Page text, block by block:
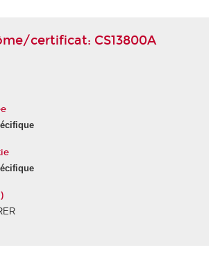
certificat: CS13800A